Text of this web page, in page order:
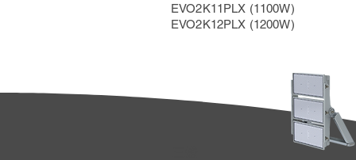
EVO2K11PLX (1100W)
EVO2K12PLX (1200W)